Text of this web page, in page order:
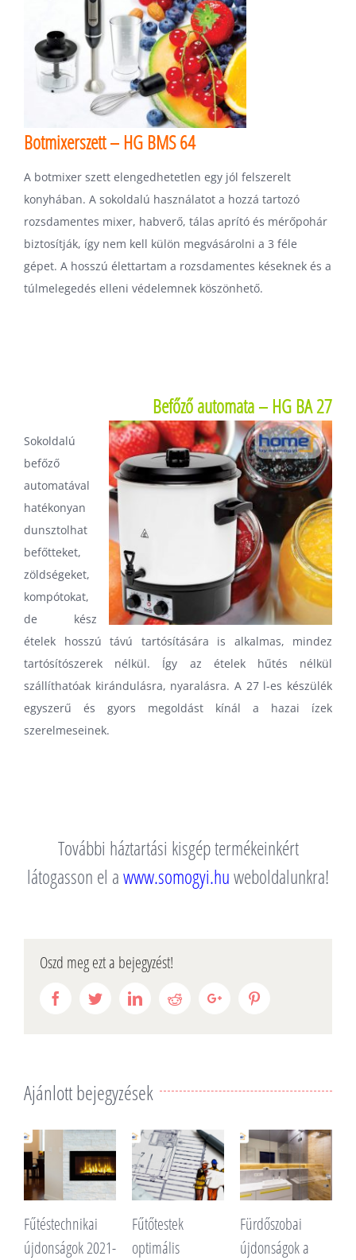
Botmixerszett – HG BMS 64
A botmixer szett elengedhetetlen egy jól felszerelt
konyhában. A sokoldalú használatot a hozzá tartozó
rozsdamentes mixer, habverő, tálas aprító és mérőpohár
biztosítják, így nem kell külön megvásárolni a 3 féle
gépet. A hosszú élettartam a rozsdamentes késeknek és a
túlmelegedés elleni védelemnek köszönhető.
Befőző automata – HG BA 27
Sokoldalú
befőző
automatával
hatékonyan
dunsztolhat
befőtteket,
zöldségeket,
kompótokat,
de kész
ételek hosszú távú tartósítására is alkalmas, mindez
tartósítószerek nélkül. Így az ételek hűtés nélkül
szállíthatóak kirándulásra, nyaralásra. A 27 l-es készülék
egyszerű és gyors megoldást kínál a hazai ízek
szerelmeseinek.
További háztartási kisgép termékeinkért
látogasson el awww.somogyi.huweboldalunkra!
Oszd meg ezt a bejegyzést!
FacebookTwitterLinkedinRedditGoogle+
Ajánlott bejegyzések
2021-
Fűtőtestek
optimális
Fürdőszobai
újdonságok a
Fő az
2021. május 20.